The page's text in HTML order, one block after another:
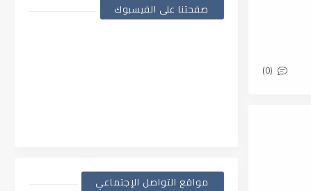
(0)
صفحتنا على الفيسبوك
مواقع التواصل الإجتماعي